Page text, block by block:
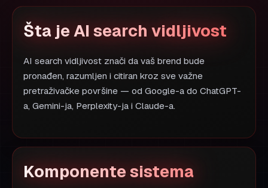
Šta je AI search vidljivost
AI search vidljivost znači da vaš brend bude
pronađen, razumljen i citiran kroz sve važne
pretraživačke površine — od Google-a do ChatGPT-
a, Gemini-ja, Perplexity-ja i Claude-a.
Komponente sistema